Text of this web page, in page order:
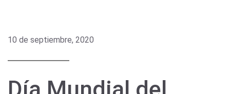
10 de septiembre, 2020